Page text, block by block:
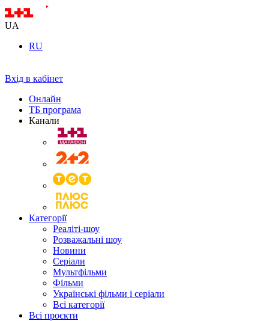
UA
RU
Вхід в кабінет
Онлайн
ТБ програма
Канали
Категорії
Реаліті-шоу
Розважальні шоу
Новини
Серіали
Мультфільми
Фільми
Українські фільми і серіали
Всі категорії
Всі проєкти